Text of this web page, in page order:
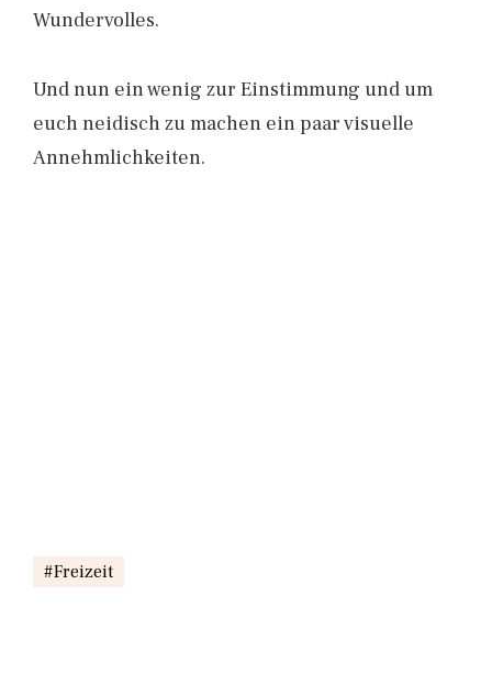
Wundervolles.
Und nun ein wenig zur Einstimmung und um
euch neidisch zu machen ein paar visuelle
Annehmlichkeiten.
Freizeit